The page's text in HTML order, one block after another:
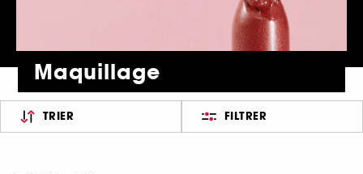
Maquillage
TRIER FILTRER